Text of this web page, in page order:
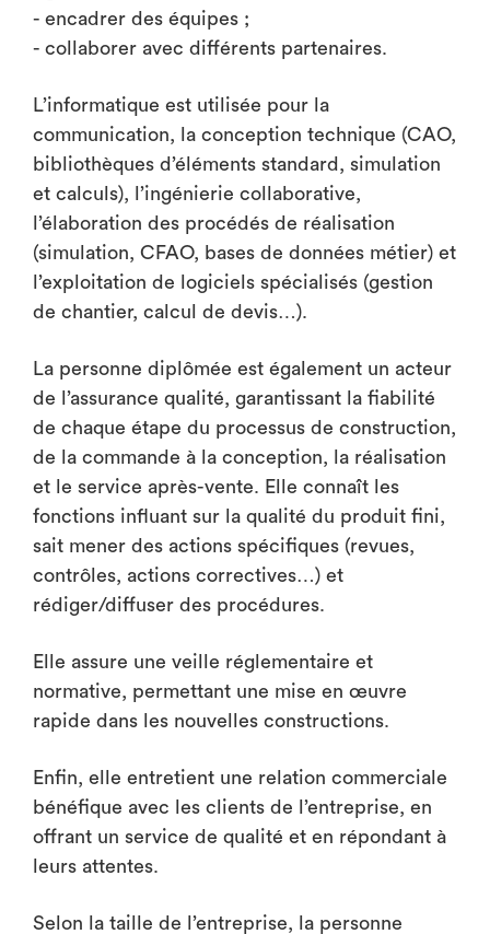
- encadrer des équipes ;
- collaborer avec différents partenaires.
L’informatique est utilisée pour la
communication, la conception technique (CAO,
bibliothèques d’éléments standard, simulation
et calculs), l’ingénierie collaborative,
l’élaboration des procédés de réalisation
(simulation, CFAO, bases de données métier) et
l’exploitation de logiciels spécialisés (gestion
de chantier, calcul de devis…).
La personne diplômée est également un acteur
de l’assurance qualité, garantissant la fiabilité
de chaque étape du processus de construction,
de la commande à la conception, la réalisation
et le service après-vente. Elle connaît les
fonctions influant sur la qualité du produit fini,
sait mener des actions spécifiques (revues,
contrôles, actions correctives…) et
rédiger/diffuser des procédures.
Elle assure une veille réglementaire et
normative, permettant une mise en œuvre
rapide dans les nouvelles constructions.
Enfin, elle entretient une relation commerciale
bénéfique avec les clients de l’entreprise, en
offrant un service de qualité et en répondant à
leurs attentes.
Selon la taille de l’entreprise, la personne